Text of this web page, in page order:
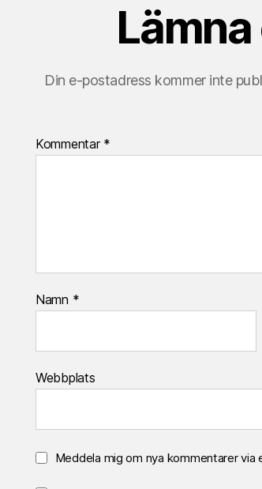
Din e-postadress kommer inte
Kommentar *
Namn *
Webbplats
Meddela mig om nya kommentarer via